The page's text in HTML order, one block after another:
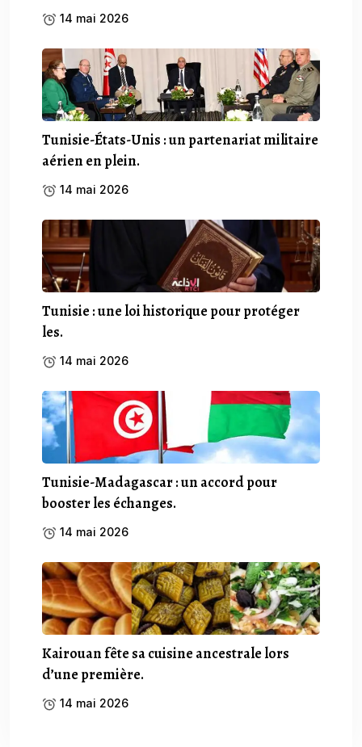
14 mai 2026
Tunisie-États-Unis : un partenariat militaire
aérien en plein.
14 mai 2026
Tunisie : une loi historique pour protéger
les.
14 mai 2026
Tunisie-Madagascar : un accord pour
booster les échanges.
14 mai 2026
Kairouan fête sa cuisine ancestrale lors
d’une première.
14 mai 2026